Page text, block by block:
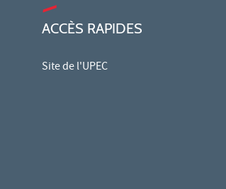
ACCÈS RAPIDES
Site de l'UPEC